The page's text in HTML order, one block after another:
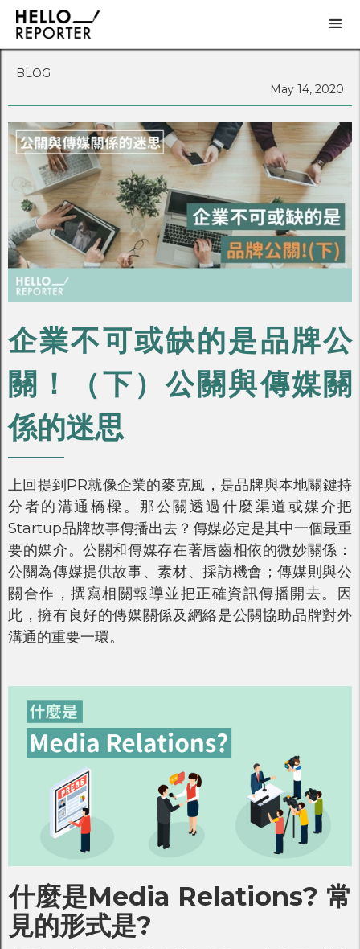
BLOG
May 14, 2020
企業不可或缺的是品牌公
關！（下）公關與傳媒關
係的迷思
上回提到PR就像企業的麥克風，是品牌與本地關鍵持
分者的溝通橋樑。那公關透過什麼渠道或媒介把
Startup品牌故事傳播出去？傳媒必定是其中一個最重
要的媒介。公關和傳媒存在著唇齒相依的微妙關係：
公關為傳媒提供故事、素材、採訪機會；傳媒則與公
關合作，撰寫相關報導並把正確資訊傳播開去。因
此，擁有良好的傳媒關係及網絡是公關協助品牌對外
溝通的重要一環。
什麼是Media Relations? 常
見的形式是?